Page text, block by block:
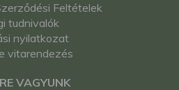
Feltételek
tudnivalók
nyilatkozat
vitarendezés
VAGYUNK